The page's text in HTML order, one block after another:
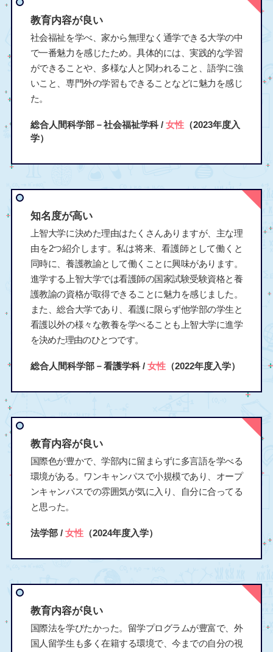
教育内容が良い
社会福祉を学べ、家から無理なく通学できる大学の中
で一番魅力を感じたため。具体的には、実践的な学習
ができることや、多様な人と関われること、語学に強
いこと、専門外の学習もできることなどに魅力を感じ
た。
総合人間科学部－社会福祉学科 / 女性（2023年度入
学）
知名度が高い
上智大学に決めた理由はたくさんありますが、主な理
由を2つ紹介します。私は将来、看護師として働くと
同時に、養護教諭として働くことに興味があります。
進学する上智大学では看護師の国家試験受験資格と養
護教諭の資格が取得できることに魅力を感じました。
また、総合大学であり、看護に限らず他学部の学生と
看護以外の様々な教養を学べることも上智大学に進学
を決めた理由のひとつです。
総合人間科学部－看護学科 / 女性（2022年度入学）
教育内容が良い
国際色が豊かで、学部内に留まらずに多言語を学べる
環境がある。ワンキャンパスで小規模であり、オープ
ンキャンパスでの雰囲気が気に入り、自分に合ってる
と思った。
法学部 / 女性（2024年度入学）
教育内容が良い
国際法を学びたかった。留学プログラムが豊富で、外
国人留学生も多く在籍する環境で、今までの自分の視